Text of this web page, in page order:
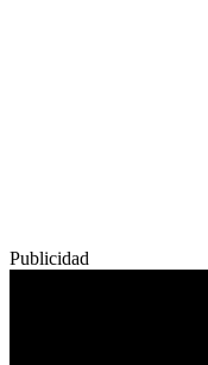
Publicidad